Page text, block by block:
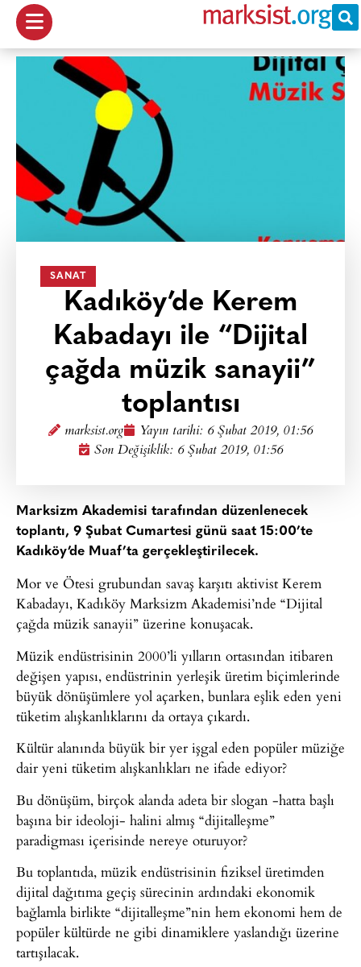
SANAT
Kadıköy’de Kerem
Kabadayı ile “Dijital
çağda müzik sanayii”
toplantısı
marksist.org Yayın tarihi: 6 Şubat 2019, 01:56
Son Değişiklik: 6 Şubat 2019, 01:56
Marksizm Akademisi tarafından düzenlenecek
toplantı, 9 Şubat Cumartesi günü saat 15:00’te
Kadıköy’de Muaf’ta gerçekleştirilecek.
Mor ve Ötesi grubundan savaş karşıtı aktivist Kerem
Kabadayı, Kadıköy Marksizm Akademisi’nde “Dijital
çağda müzik sanayii” üzerine konuşacak.
Müzik endüstrisinin 2000’li yılların ortasından itibaren
değişen yapısı, endüstrinin yerleşik üretim biçimlerinde
büyük dönüşümlere yol açarken, bunlara eşlik eden yeni
tüketim alışkanlıklarını da ortaya çıkardı.
Kültür alanında büyük bir yer işgal eden popüler müziğe
dair yeni tüketim alışkanlıkları ne ifade ediyor?
Bu dönüşüm, birçok alanda adeta bir slogan -hatta başlı
başına bir ideoloji- halini almış “dijitalleşme”
paradigması içerisinde nereye oturuyor?
Bu toplantıda, müzik endüstrisinin fiziksel üretimden
dijital dağıtıma geçiş sürecinin ardındaki ekonomik
bağlamla birlikte “dijitalleşme”nin hem ekonomi hem de
popüler kültürde ne gibi dinamiklere yaslandığı üzerine
tartışılacak.